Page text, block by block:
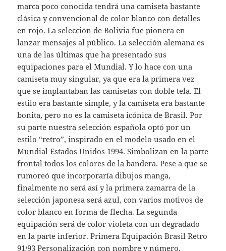
marca poco conocida tendrá una camiseta bastante
clásica y convencional de color blanco con detalles
en rojo. La selección de Bolivia fue pionera en
lanzar mensajes al público. La selección alemana es
una de las últimas que ha presentado sus
equipaciones para el Mundial. Y lo hace con una
camiseta muy singular, ya que era la primera vez
que se implantaban las camisetas con doble tela. El
estilo era bastante simple, y la camiseta era bastante
bonita, pero no es la camiseta icónica de Brasil. Por
su parte nuestra selección española optó por un
estilo “retro”, inspirado en el modelo usado en el
Mundial Estados Unidos 1994. Simbolizan en la parte
frontal todos los colores de la bandera. Pese a que se
rumoreó que incorporaría dibujos manga,
finalmente no será así y la primera zamarra de la
selección japonesa será azul, con varios motivos de
color blanco en forma de flecha. La segunda
equipación será de color violeta con un degradado
en la parte inferior. Primera Equipación Brasil Retro
91/93 Personalización con nombre y número.